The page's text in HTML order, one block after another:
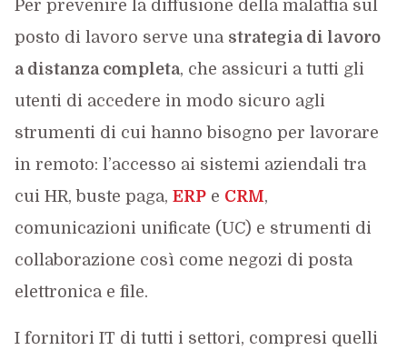
Per prevenire la diffusione della malattia sul
posto di lavoro serve una strategia di lavoro
a distanza completa, che assicuri a tutti gli
utenti di accedere in modo sicuro agli
strumenti di cui hanno bisogno per lavorare
in remoto: l’accesso ai sistemi aziendali tra
cui HR, buste paga, ERPe CRM,
comunicazioni unificate (UC) e strumenti di
collaborazione così come negozi di posta
elettronica e file.
I fornitori IT di tutti i settori, compresi quelli